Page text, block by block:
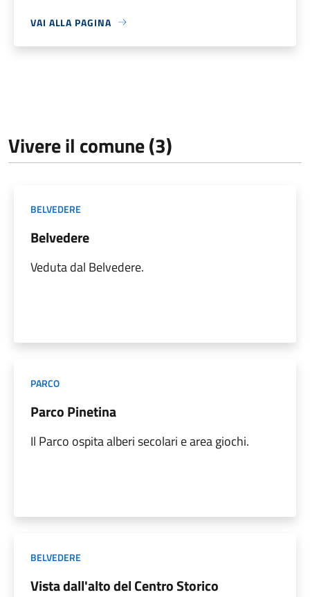
VAI ALLA PAGINA
Vivere il comune (3)
BELVEDERE
Belvedere
Veduta dal Belvedere.
PARCO
Parco Pinetina
Il Parco ospita alberi secolari e area giochi.
BELVEDERE
Vista dall'alto del Centro Storico